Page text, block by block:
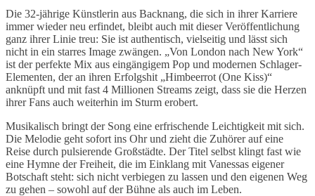
Die 32-jährige Künstlerin aus Backnang, die sich in ihrer Karriere
immer wieder neu erfindet, bleibt auch mit dieser Veröffentlichung
ganz ihrer Linie treu: Sie ist authentisch, vielseitig und lässt sich
nicht in ein starres Image zwängen. „Von London nach New York“
ist der perfekte Mix aus eingängigem Pop und modernen Schlager-
Elementen, der an ihren Erfolgshit „Himbeerrot (One Kiss)“
anknüpft und mit fast 4 Millionen Streams zeigt, dass sie die Herzen
ihrer Fans auch weiterhin im Sturm erobert.
Musikalisch bringt der Song eine erfrischende Leichtigkeit mit sich.
Die Melodie geht sofort ins Ohr und zieht die Zuhörer auf eine
Reise durch pulsierende Großstädte. Der Titel selbst klingt fast wie
eine Hymne der Freiheit, die im Einklang mit Vanessas eigener
Botschaft steht: sich nicht verbiegen zu lassen und den eigenen Weg
zu gehen – sowohl auf der Bühne als auch im Leben.